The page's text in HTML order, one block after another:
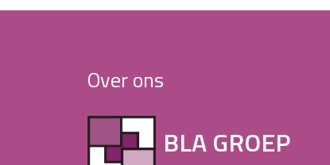
Over ons
BLA GROEP